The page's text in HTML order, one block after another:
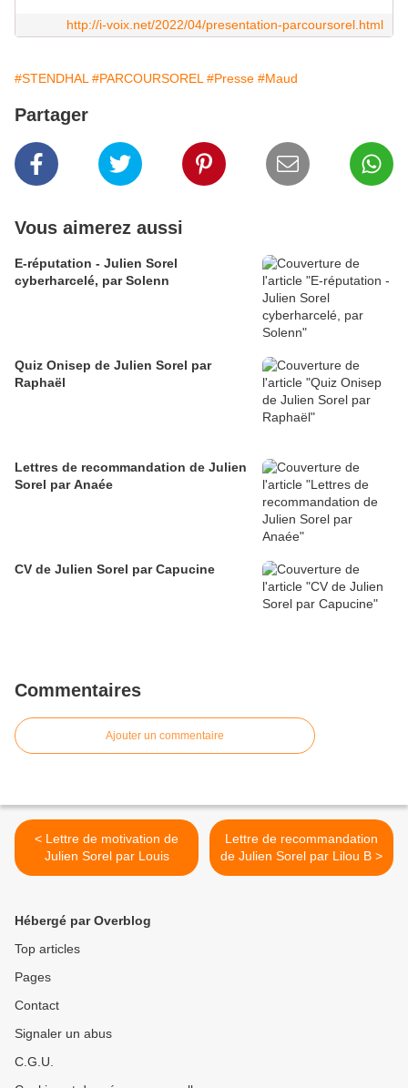
http://i-voix.net/2022/04/presentation-parcoursorel.html
#STENDHAL #PARCOURSOREL #Presse #Maud
Partager
Vous aimerez aussi
E-réputation - Julien Sorel
cyberharcelé, par Solenn
Quiz Onisep de Julien Sorel par
Raphaël
Lettres de recommandation de Julien
Sorel par Anaée
CV de Julien Sorel par Capucine
Commentaires
Ajouter un commentaire
< Lettre de motivation de
Julien Sorel par Louis
Lettre de recommandation
de Julien Sorel par Lilou B >
Hébergé par Overblog
Top articles
Pages
Contact
Signaler un abus
C.G.U.